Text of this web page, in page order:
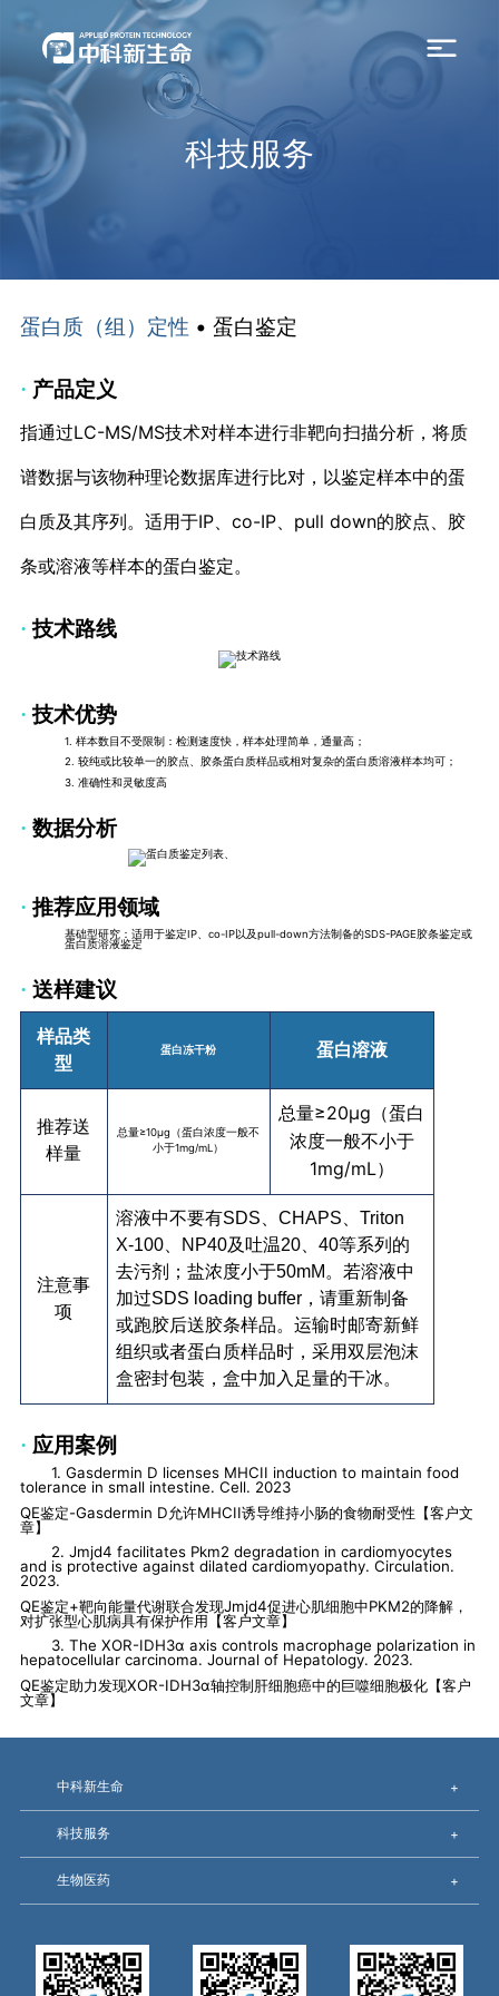
科技服务
蛋白质（组）定性 • 蛋白鉴定
· 产品定义
指通过LC-MS/MS技术对样本进行非靶向扫描分析，将质
谱数据与该物种理论数据库进行比对，以鉴定样本中的蛋
白质及其序列。适用于IP、co-IP、pull down的胶点、胶
条或溶液等样本的蛋白鉴定。
·技术路线
·技术优势
1. 样本数目不受限制：检测速度快，样本处理简单，通量高；
2. 较纯或比较单一的胶点、胶条蛋白质样品或相对复杂的蛋白质溶液样本均可；
3. 准确性和灵敏度高
· 数据分析
· 推荐应用领域
基础型研究：适用于鉴定IP、co-IP以及pull-down方法制备的SDS-PAGE胶条鉴定或
蛋白质溶液鉴定
· 送样建议
样品类
型
蛋白冻干粉 蛋白溶液
推荐送
样量
总量≥10μg（蛋白浓度一般不
小于1mg/mL）
总量≥20μg（蛋白
浓度一般不小于
1mg/mL）
注意事
项
溶液中不要有SDS、CHAPS、Triton
X-100、NP40及吐温20、40等系列的
去污剂；盐浓度小于50mM。若溶液中
加过SDS loading buffer，请重新制备
或跑胶后送胶条样品。运输时邮寄新鲜
组织或者蛋白质样品时，采用双层泡沫
盒密封包装，盒中加入足量的干冰。
· 应用案例
1. Gasdermin D licenses MHCII induction to maintain food
tolerance in small intestine. Cell. 2023
QE鉴定-Gasdermin D允许MHCII诱导维持小肠的食物耐受性【客户文
章】
2. Jmjd4 facilitates Pkm2 degradation in cardiomyocytes
and is protective against dilated cardiomyopathy. Circulation.
2023.
QE鉴定+靶向能量代谢联合发现Jmjd4促进心肌细胞中PKM2的降解，
对扩张型心肌病具有保护作用 【客户文章】
3. The XOR-IDH3α axis controls macrophage polarization in
hepatocellular carcinoma. Journal of Hepatology. 2023.
QE鉴定助力发现XOR-IDH3α轴控制肝细胞癌中的巨噬细胞极化【客户
文章】
中科新生命 +
科技服务 +
生物医药 +